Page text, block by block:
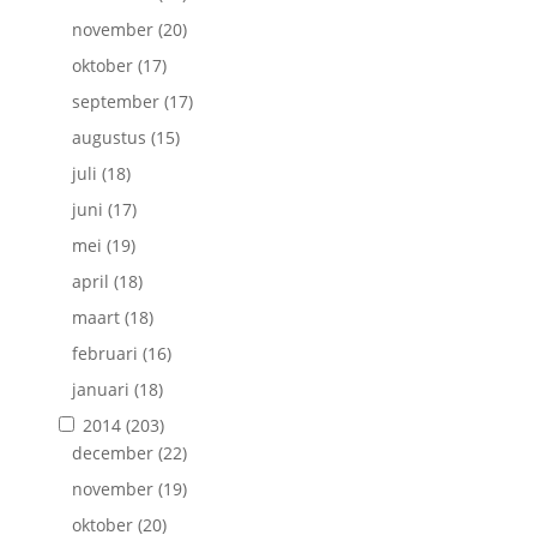
november(20)
oktober(17)
september(17)
augustus (15)
juli (18)
juni (17)
mei (19)
april (18)
maart(18)
februari (16)
januari (18)
2014(203)
december(22)
november(19)
oktober(20)